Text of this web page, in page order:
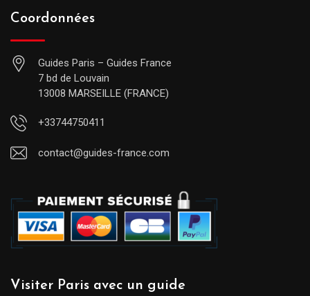
Coordonnées
Guides Paris – Guides France
7 bd de Louvain
13008 MARSEILLE (FRANCE)
+33744750411
contact@guides-france.com
Visiter Paris avec un guide